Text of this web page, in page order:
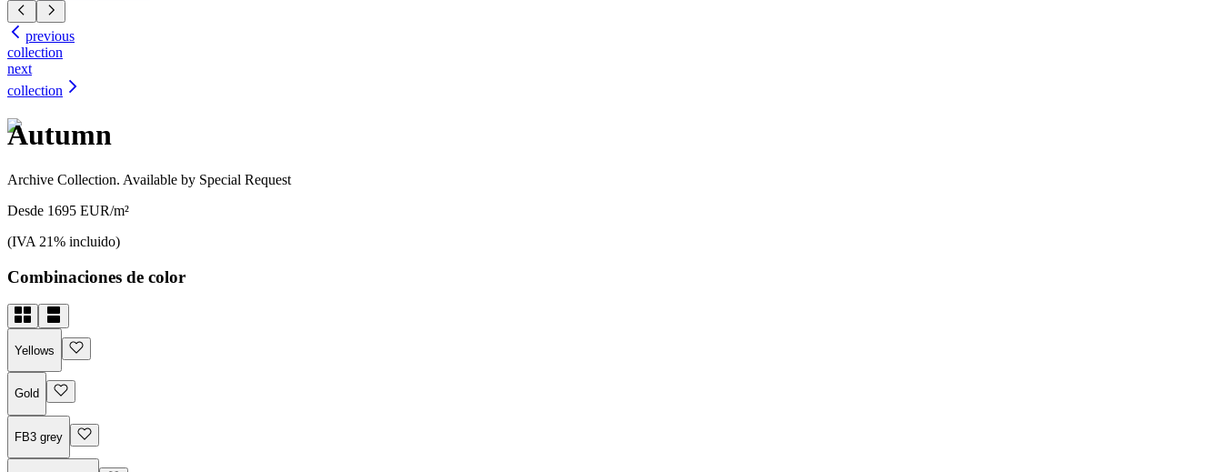
previous
collection
next
collection
Autumn
Archive Collection. Available by Special Request
Desde 1695 EUR/m²
(IVA 21% incluido)
Combinaciones de color
Yellows
Gold
FB3 grey